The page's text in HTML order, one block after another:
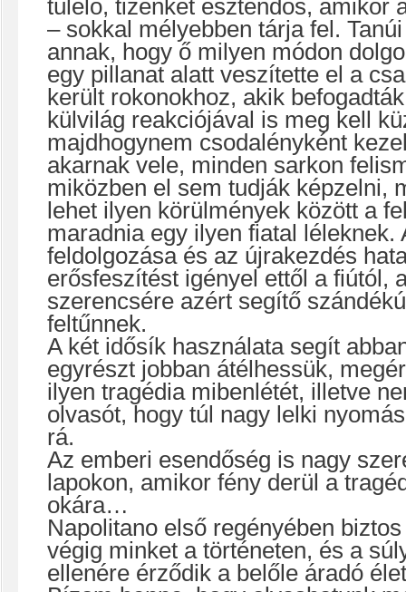
túlélő, tizenkét esztendős, amikor
– sokkal mélyebben tárja fel.
annak, hogy ő milyen módon
egy pillanat alatt veszítette el a
került rokonokhoz, akik
külvilág reakciójával is meg kell
majdhogynem csodalényként
akarnak vele, minden sarkon
miközben el sem tudják képzelni,
lehet ilyen körülmények között a
maradnia egy ilyen fiatal léleknek.
feldolgozása és az újrakezdés
erősfeszítést igényel ettől a fiútól,
szerencsére azért segítő
feltűnnek.
A két idősík használata segít
egyrészt jobban átélhessük,
ilyen tragédia mibenlétét, illetve
olvasót, hogy túl nagy lelki
rá.
Az emberi esendőség is nagy
lapokon, amikor fény derül a
okára…
Napolitano első regényében
végig minket a történeten, és a
ellenére érződik a belőle áradó